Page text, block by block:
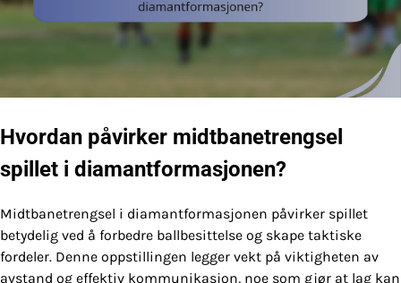
Hvordan påvirker midtbanetrengsel
spillet i diamantformasjonen?
Midtbanetrengsel i diamantformasjonen påvirker spillet
betydelig ved å forbedre ballbesittelse og skape taktiske
fordeler. Denne oppstillingen legger vekt på viktigheten av
avstand og effektiv kommunikasjon, noe som gjør at lag kan